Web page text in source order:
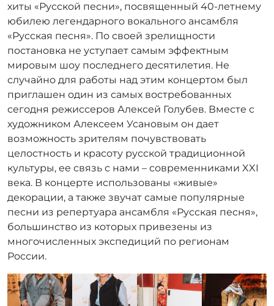
хиты «Русской песни», посвященный 40-летнему
юбилею легендарного вокального ансамбля
«Русская песня». По своей зрелищности
постановка не уступает самым эффектным
мировым шоу последнего десятилетия. Не
случайно для работы над этим концертом был
приглашен один из самых востребованных
сегодня режиссеров Алексей Голубев. Вместе с
художником Алексеем Усановым он дает
возможность зрителям почувствовать
целостность и красоту русской традиционной
культуры, ее связь с нами – современниками XXI
века. В концерте использованы «живые»
декорации, а также звучат самые популярные
песни из репертуара ансамбля «Русская песня»,
большинство из которых привезены из
многочисленных экспедиций по регионам
России.